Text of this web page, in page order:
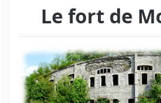
Le fort de